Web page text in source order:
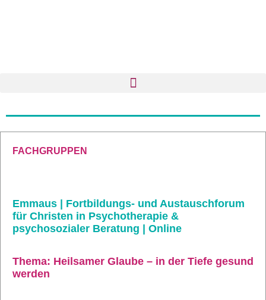
FACHGRUPPEN
Emmaus | Fortbildungs- und Austauschforum
für Christen in Psychotherapie &
psychosozialer Beratung | Online
Thema: Heilsamer Glaube – in der Tiefe gesund
werden